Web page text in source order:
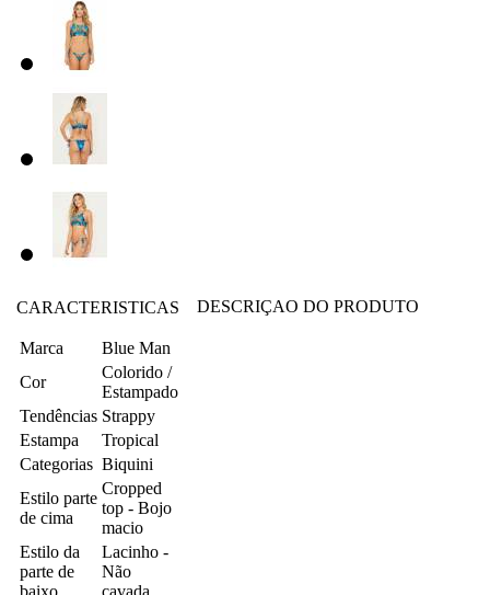
CARACTERISTICAS
Marca
Blue Man
Cor
Colorido /
Estampado
Tendências Strappy
Estampa
Tropical
Categorias Biquini
Estilo parte
de cima
Cropped
top - Bojo
macio
Estilo da
parte de
baixo
Lacinho -
Não
cavada
DESCRIÇAO DO PRODUTO